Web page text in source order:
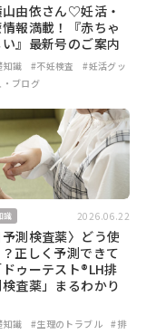
由依さん♡妊活・
報満載！『赤ちゃ
』最新号のご案内
知識 #不妊検査
#妊活グッ
ブログ
識 2026.06.22
予測検査薬〉どう使
正しく予測できて
ゥーテスト®LH排
査薬」まるわかり
知識 #生理のトラブル
#排